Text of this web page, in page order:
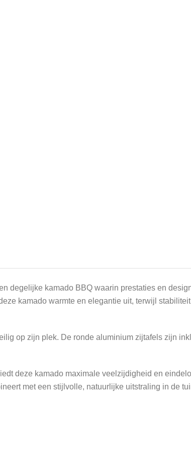
degelijke kamado BBQ waarin prestaties en
kamado warmte en elegantie uit, terwijl
op zijn plek. De ronde aluminium zijtafels zijn
deze kamado maximale veelzijdigheid en
met een stijlvolle, natuurlijke uitstraling in de